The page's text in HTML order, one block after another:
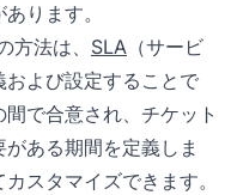
ります。
方法は、 SLA （サービ
よび設定することで
で合意され、チケット
ある期間を定義しま
スタマイズできます。